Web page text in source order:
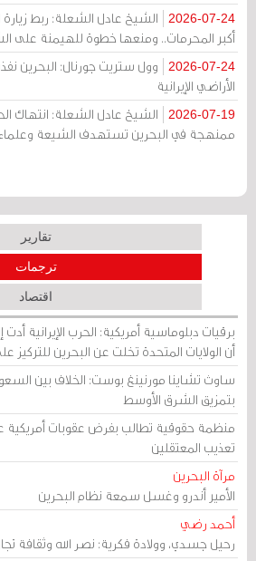
2026-07-24
الشيخ عادل الشعلة: ربط زيارة
أكبر المحرمات.. ومنعها خطوة للهيمنة على
2026-07-24
وول ستريت جورنال: البحرين
الأراضي الإيرانية
2026-07-19
الشيخ عادل الشعلة: انتهاك
ممنهجة في البحرين تستهدف الشيعة
تقارير
ترجمات
اقتصاد
برقيات دبلوماسية أمريكية: الحرب الإيرانية
أن الولايات المتحدة تخلت عن البحرين للتركيز
ساوث تشاينا مورنينغ بوست: الخلاف بين
بتمزيق الشرق الأوسط
منظمة حقوقية تطالب بفرض عقوبات أمريكية
تعذيب المعتقلين
مرآة البحرين
الأمير أندرو وغسل سمعة نظام البحرين
أحمد رضي
رحيل جسدي، وولادة فكرية: نصر الله وثقافة